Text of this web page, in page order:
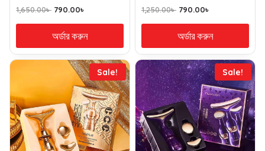
Rated
4.63
1,650.00৳ 790.00৳
অর্ডার করুন
Rated
4.75
1,250.00৳ 790.00৳
অর্ডার করুন
Sale! Sale!